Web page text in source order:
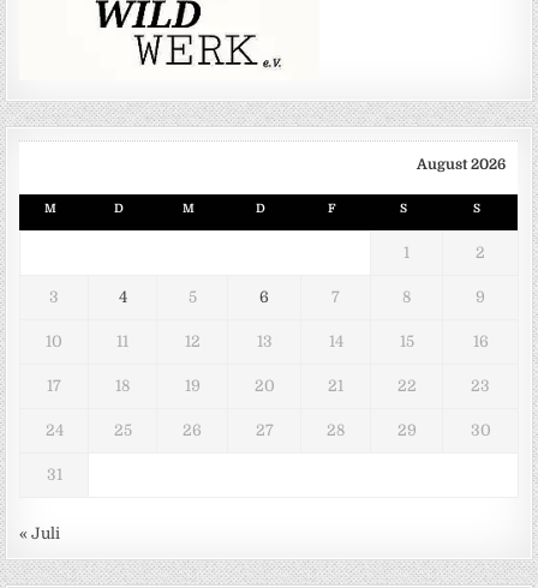
August 2026
M D M D F S S
1 2
3 4 5 6 7 8 9
10 11 12 13 14 15 16
17 18 19 20 21 22 23
24 25 26 27 28 29 30
31
« Juli